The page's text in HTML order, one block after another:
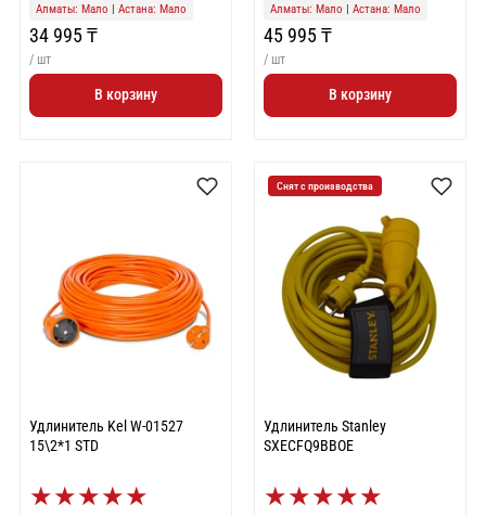
Алматы: Мало | Астана: Мало
34 995 ₸
/ шт
В корзину
Алматы: Мало | Астана: Мало
45 995 ₸
/ шт
В корзину
Удлинитель Kel W-01527
15\2*1 STD
★★★★★
Снят с производства
Удлинитель Stanley
SXECFQ9BBOE
★★★★★